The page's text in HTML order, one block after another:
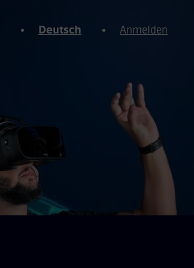
Deutsch Anmelden